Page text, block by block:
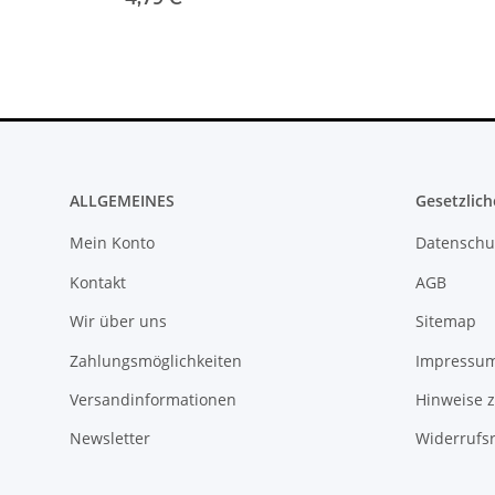
450EAA PS3 Schlitten ohne Laser
ALLGEMEINES
Mein Konto
Kontakt
Wir über uns
Zahlungsmöglichkeiten
Versandinformationen
Newsletter
AGB
Sitemap
Hinweise